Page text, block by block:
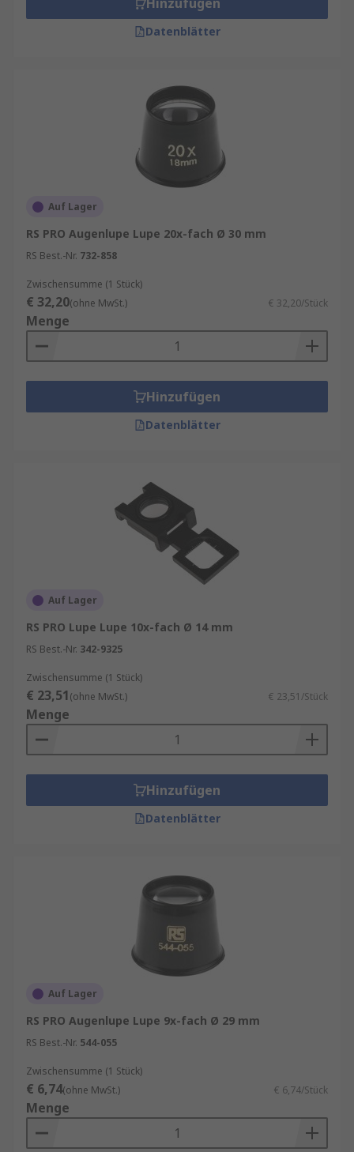
Elektrotechnikern verwendet. Beliebte Arten von
Beleuchtete Lupenoderunbeleuchtete
Stirnbrandlupen
Uhrmacherlupen
Lupen kaufen
RS bietet Ihnen Lupen mit folgenden
Eigenschaften an:
Vergrößerungsleistungen wie z. B.1 Xbis
verschiedene Maße an Brechkraft wie-4
50 dpt
batteriebetriebene Lupenoder
Unser Sortiment an Lupen und Lupenbrillen
enthält Qualitätsprodukte von Marken wie
,ideal-tek Molex
, unserer hauseigenen
professionellen Marke. Informationen zur
spätesten Bestelluhrzeit für eine garantierte
Lieferung am nächsten Werktag sowie zum
Mindestbestellwert für eine kostenfreie
Lieferung finden Sie auf der jeweiligen
Produktseite. RS ist Ihr Ansprechpartner für das
Lupenbrillen mit unseren
Solutions.
Datenblätter
Auf Lager
RS PRO Augenlupe Lupe 20x-fach Ø 30 mm
RS Best.-Nr. 732-858
Zwischensumme (1 Stück)
€ 32,20(ohne MwSt.) € 32,20/Stück
Menge
Hinzufügen
Datenblätter
Auf Lager
RS PRO Lupe Lupe 10x-fach Ø 14 mm
RS Best.-Nr. 342-9325
Zwischensumme (1 Stück)
€ 23,51(ohne MwSt.) € 23,51/Stück
Menge
Hinzufügen
Datenblätter
Auf Lager
RS PRO Augenlupe Lupe 9x-fach Ø 29 mm
RS Best.-Nr. 544-055
Zwischensumme (1 Stück)
€ 6,74(ohne MwSt.) € 6,74/Stück
Menge